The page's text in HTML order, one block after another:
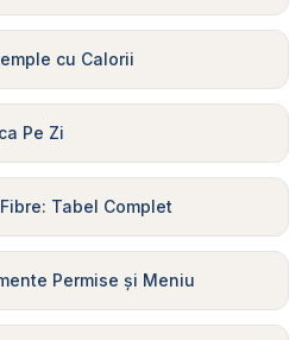
cu Calorii
Pe Zi
Tabel Complet
Permise și Meniu